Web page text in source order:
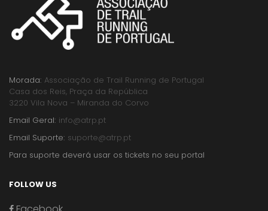
Morada: Associação de Trail Running de Portugal
Casa dos Reis, Praça da República
3220 Vila Nova – Miranda do Corvo
Email Geral: info@atrp.pt
Email Suporte: suporte@atrp.pt
Para suporte deverá usar os tickets no seu portal
FOLLOW US